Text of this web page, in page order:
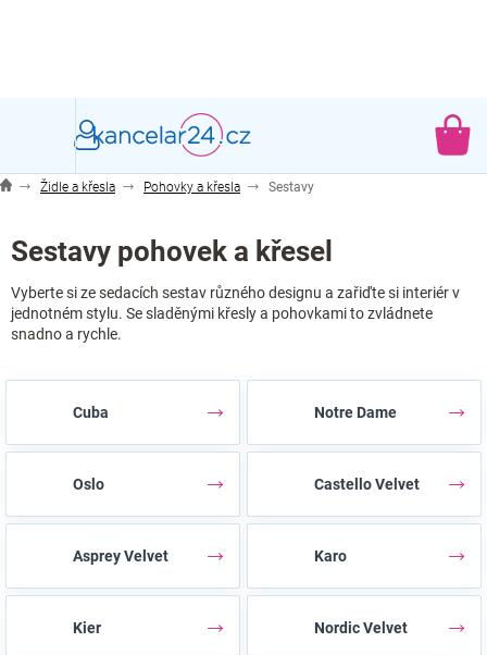
Židle a křesla Pohovky a křesla Sestavy
Sestavy pohovek a křesel
Vyberte si ze sedacích sestav různého designu a zařiďte si interiér v
jednotném stylu. Se sladěnými křesly a pohovkami to zvládnete
snadno a rychle.
Cuba Notre Dame
Oslo Castello Velvet
Asprey Velvet Karo
Kier Nordic Velvet